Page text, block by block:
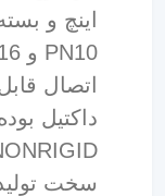
اینچ و
اتصال
سخت